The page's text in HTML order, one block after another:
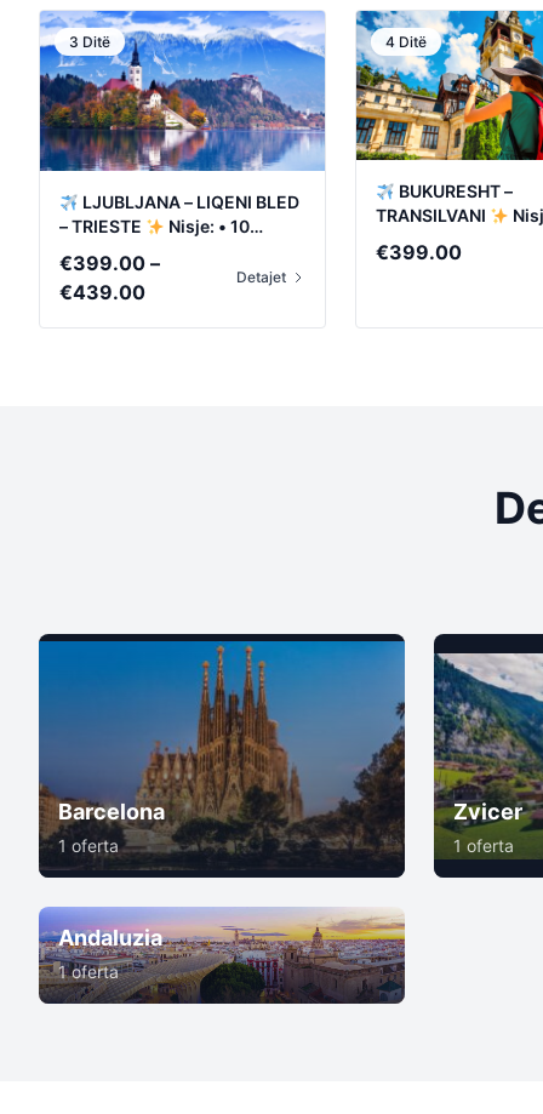
3 Ditë
LJUBLJANA – LIQENI BLED
– TRIESTE
Nisje: • 10
Shtator • 1 Tetor
€399.00 –
€439.00Price
Detajet
4 Ditë
BUKURESHT –
TRANSILVANI
€399.00
Barcelona
1 oferta
Zvicer
1 oferta
Andaluzia
1 oferta